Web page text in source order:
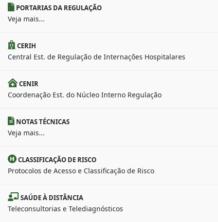
PORTARIAS DA REGULAÇÃO
Veja mais...
CERIH
Central Est. de Regulação de Internações Hospitalares
CENIR
Coordenação Est. do Núcleo Interno Regulação
NOTAS TÉCNICAS
Veja mais...
CLASSIFICAÇÃO DE RISCO
Protocolos de Acesso e Classificação de Risco
SAÚDE À DISTÂNCIA
Teleconsultorias e Telediagnósticos